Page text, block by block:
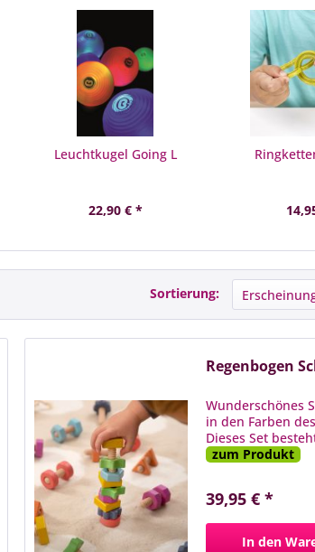
Leuchtkugel Going L
22,90 € *
Sortierung:
Regenbogen
Wunderschönes
in den Farben
Dieses Set
zum Produkt
39,95 € *
In den